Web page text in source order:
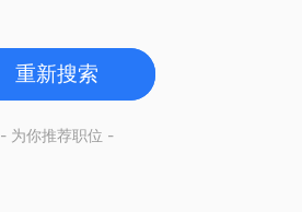
重新搜索
- 为你推荐职位 -